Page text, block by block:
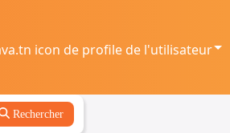
Rechercher